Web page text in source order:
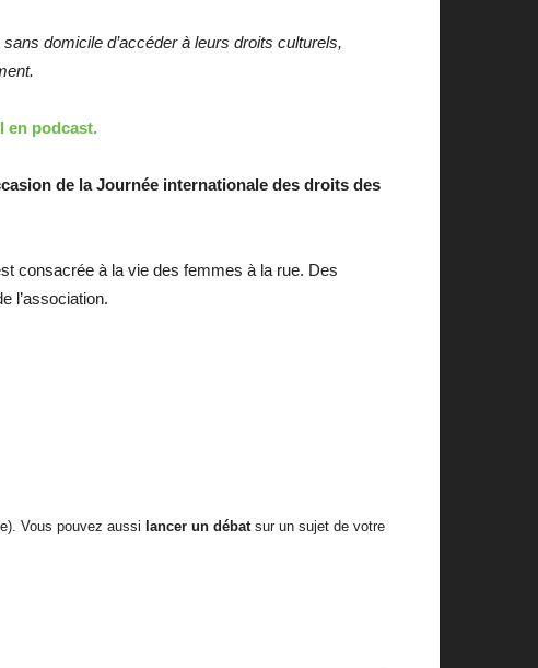
domicile d’accéder à leurs droits culturels,
en podcast.
de la Journée internationale des droits des
consacrée à la vie des femmes à la rue. Des
l’association.
Vous pouvez aussi lancer un débat sur un sujet de votre